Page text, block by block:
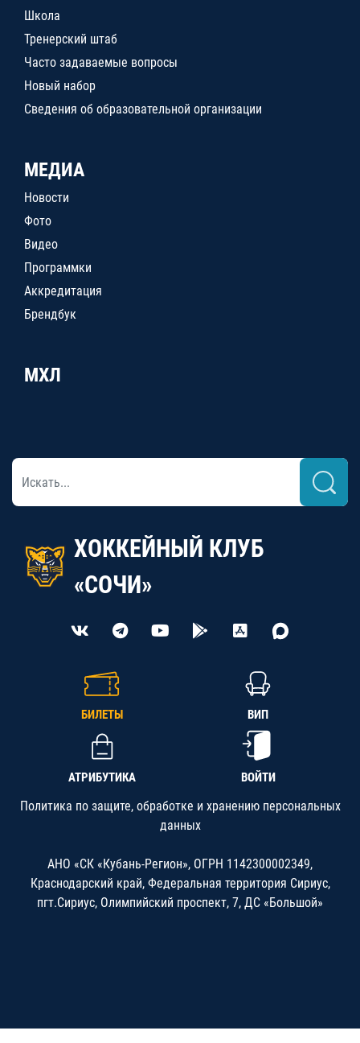
Школа
Тренерский штаб
Часто задаваемые вопросы
Новый набор
Сведения об образовательной организации
МЕДИА
Новости
Фото
Видео
Программки
Аккредитация
Брендбук
МХЛ
ХОККЕЙНЫЙ КЛУБ
«СОЧИ»
БИЛЕТЫ ВИП
АТРИБУТИКА ВОЙТИ
Политика по защите, обработке и хранению персональных
данных
АНО «СК «Кубань-Регион», ОГРН 1142300002349,
Краснодарский край, Федеральная территория Сириус,
пгт.Сириус, Олимпийский проспект, 7, ДС «Большой»